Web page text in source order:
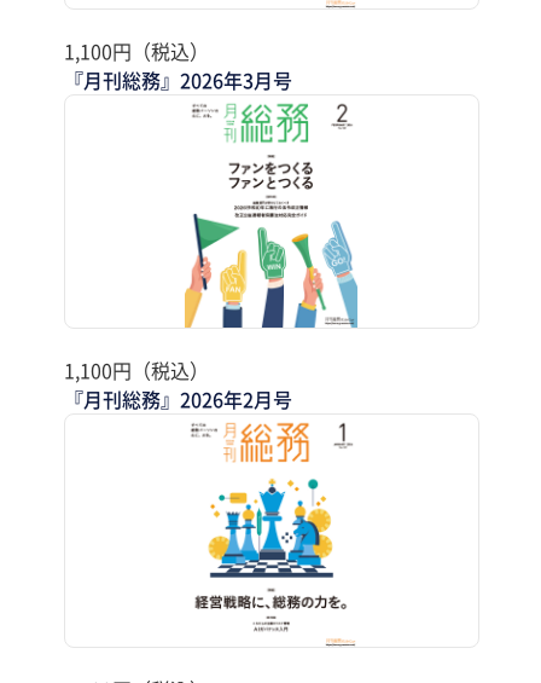
1,100円（税込）
『月刊総務』2026年3月号
1,100円（税込）
『月刊総務』2026年2月号